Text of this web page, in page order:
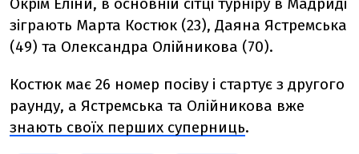
Окрім Еліни, в основній сітці турніру в Мадриді
зіграють Марта Костюк (23), Даяна Ястремська
(49) та Олександра Олійникова (70).
Костюк має 26 номер посіву і стартує з другого
раунду, а Ястремська та Олійникова вже
знають своїх перших суперниць.